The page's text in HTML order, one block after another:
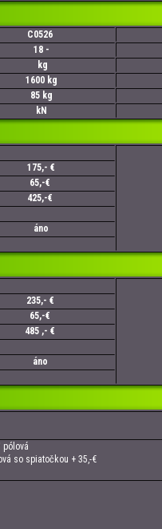
C0526
18 -
kg
1600 kg
85 kg
kN
175,- €
65,-€
425,-€
áno
235,- €
65,-€
485 ,- €
áno
spiatočkou +